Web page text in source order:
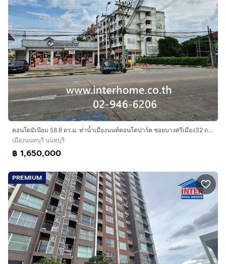
คอนโดมิเนียม 58.8 ตร.ม. ท่าน้ำเมืองนนท์คอนโดปาร์ค ซอยบางศรีเมือง32 ถนนบางศรีเมือง ถนนราชพฤกษ์-นนทบุรี1 เมืองนนทบุรี นนทบุรี
เมืองนนทบุรี นนทบุรี
฿ 1,650,000
PREMIUM